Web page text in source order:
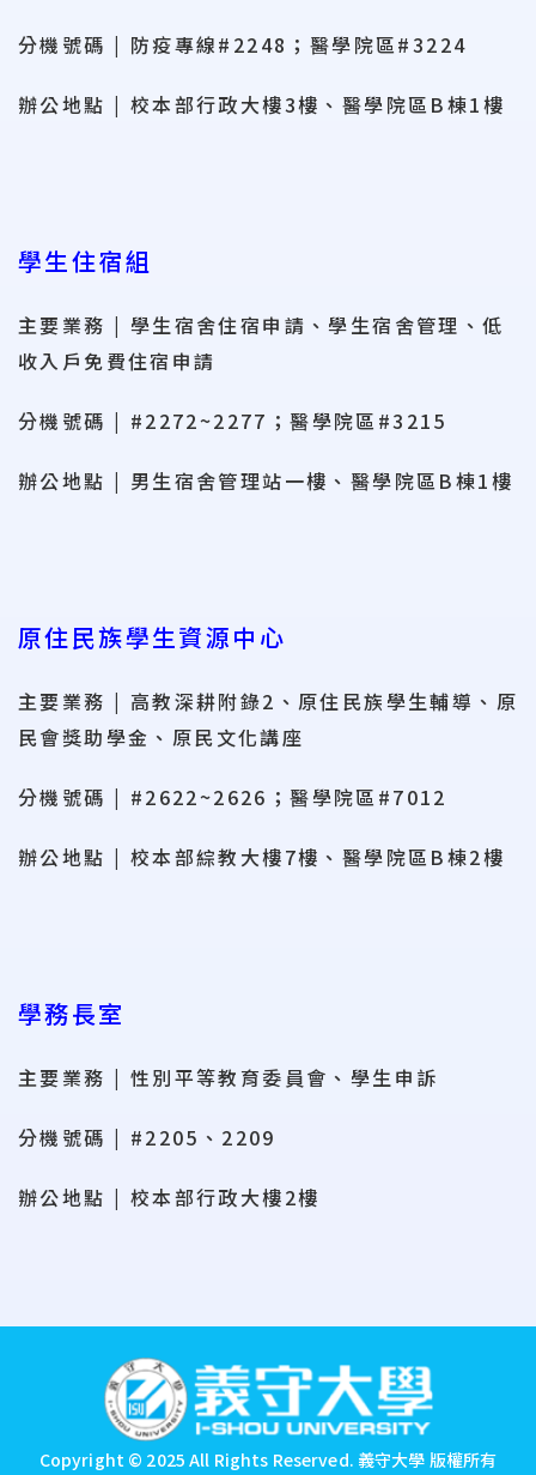
分機號碼 | 防疫專線#2248；醫學院區#3224
辦公地點 | 校本部行政大樓3樓、醫學院區B棟1樓
學生住宿組
主要業務 | 學生宿舍住宿申請、學生宿舍管理、低
收入戶免費住宿申請
分機號碼 | #2272~2277；醫學院區#3215
辦公地點 | 男生宿舍管理站一樓、醫學院區B棟1樓
原住民族學生資源中心
主要業務 | 高教深耕附錄2、原住民族學生輔導、原
民會獎助學金、原民文化講座
分機號碼 | #2622~2626；醫學院區#7012
辦公地點 | 校本部綜教大樓7樓、醫學院區B棟2樓
學務長室
主要業務 | 性別平等教育委員會、學生申訴
分機號碼 | #2205、2209
辦公地點 | 校本部行政大樓2樓
Copyright © 2025 All Rights Reserved. 義守大學 版權所有